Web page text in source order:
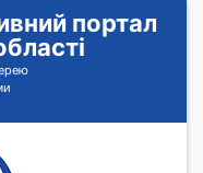
портал